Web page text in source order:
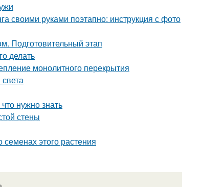
своими руками поэтапно: инструкция с фото
Подготовительный этап
делать
монолитного перекрытия
нужно знать
стены
этого растения